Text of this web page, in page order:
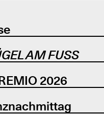
AM FUSS
2026